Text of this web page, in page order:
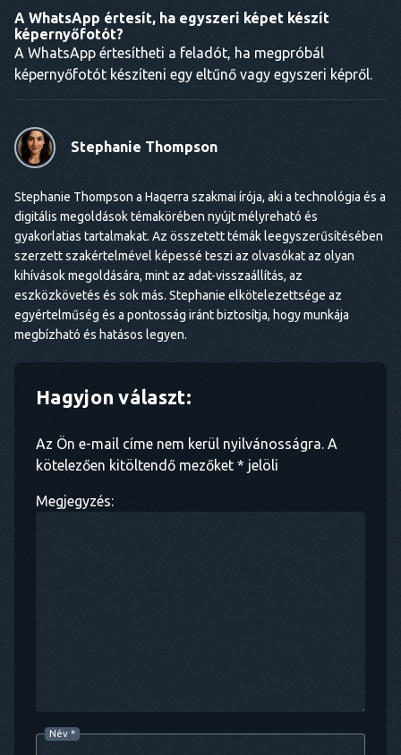
A WhatsApp értesít, ha egyszeri képet készít
képernyőfotót?
A WhatsApp értesítheti a feladót, ha megpróbál
képernyőfotót készíteni egy eltűnő vagy egyszeri képről.
Stephanie Thompson
Stephanie Thompson a Haqerra szakmai írója, aki a technológia és a
digitális megoldások témakörében nyújt mélyreható és
gyakorlatias tartalmakat. Az összetett témák leegyszerűsítésében
szerzett szakértelmével képessé teszi az olvasókat az olyan
kihívások megoldására, mint az adat-visszaállítás, az
eszközkövetés és sok más. Stephanie elkötelezettsége az
egyértelműség és a pontosság iránt biztosítja, hogy munkája
megbízható és hatásos legyen.
Hagyjon választ:
Az Ön e-mail címe nem kerül nyilvánosságra. A
kötelezően kitöltendő mezőket * jelöli
Megjegyzés:
Név *